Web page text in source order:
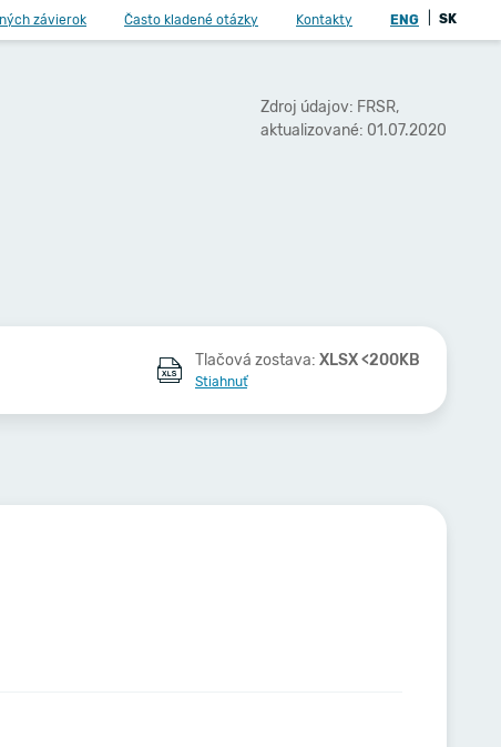
závierok Často kladené otázky Kontakty ENG SK
Zdroj údajov: FRSR,
aktualizované: 01.07.2020
Tlačová zostava: XLSX <200KB
Stiahnuť